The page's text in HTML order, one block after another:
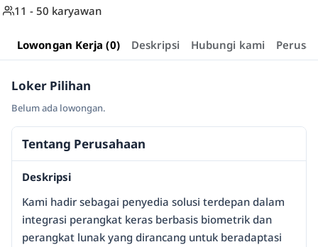
11 - 50 karyawan
Lowongan Kerja (0) Deskripsi Hubungi kami
Loker Pilihan
Belum ada lowongan.
Tentang Perusahaan
Deskripsi
Kami hadir sebagai penyedia solusi terdepan dalam
integrasi perangkat keras berbasis biometrik dan
perangkat lunak yang dirancang untuk beradaptasi